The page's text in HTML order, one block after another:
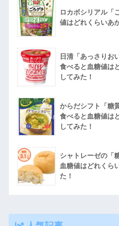
ロカボシリアル「
値はどれくらいあ
日清「あっさりお
食べると血糖値は
してみた！
からだシフト「糖
食べると血糖値は
してみた！
シャトレーゼの「
血糖値はどれくら
た！